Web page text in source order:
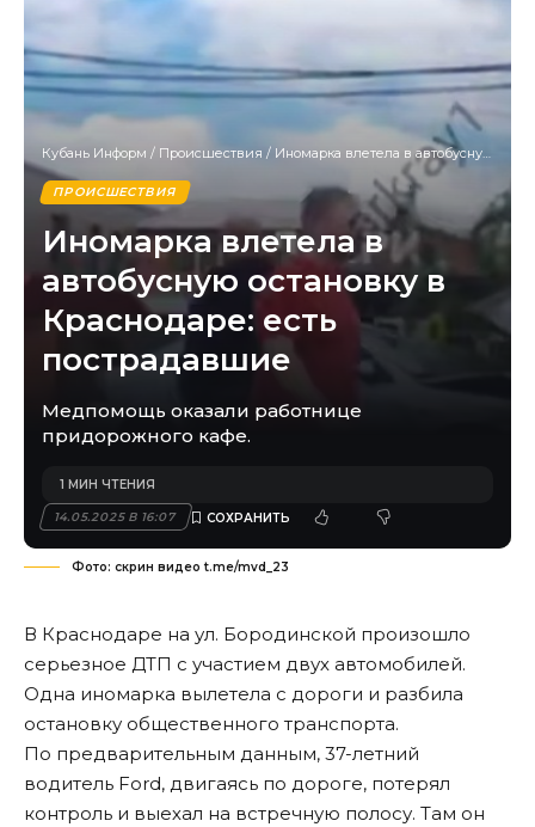
Кубань Информ / Происшествия / Иномарка влетела в автобусную остановку в Краснодаре: есть пострадавшие
ПРОИСШЕСТВИЯ
Иномарка влетела в
автобусную остановку в
Краснодаре: есть
пострадавшие
Медпомощь оказали работнице
придорожного кафе.
14.05.2025 В 16:07
1 МИН ЧТЕНИЯ
Фото: скрин видео t.me/mvd_23
В Краснодаре на ул. Бородинской произошло
серьезное ДТП с участием двух автомобилей.
Одна иномарка вылетела с дороги и разбила
остановку общественного транспорта.
По предварительным данным, 37-летний
водитель Ford, двигаясь по дороге, потерял
контроль и выехал на встречную полосу. Там он